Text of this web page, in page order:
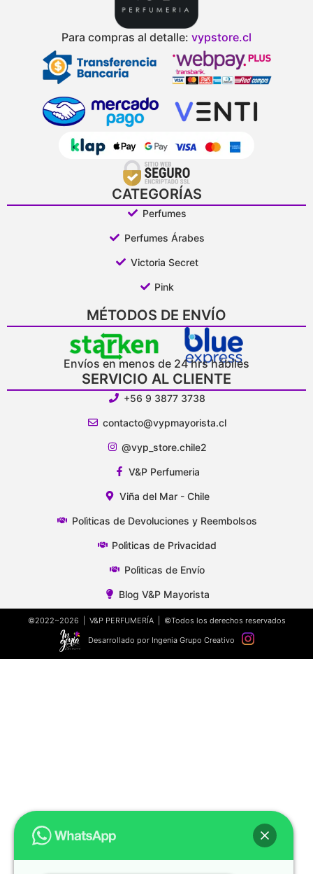
Para compras al detalle: vypstore.cl
CATEGORÍAS
Perfumes
Perfumes Árabes
Victoria Secret
Pink
MÉTODOS DE ENVÍO
Envíos en menos de 24 hrs hábiles
SERVICIO AL CLIENTE
+56 9 3877 3738
contacto@vypmayorista.cl
@vyp_store.chile2
V&P Perfumeria
Viña del Mar - Chile
Polìticas de Devoluciones y Reembolsos
Polìticas de Privacidad
Polìticas de Envío
Blog V&P Mayorista
©2022~2026 | V&P PERFUMERÍA | ©Todos los derechos reservados
Desarrollado por Ingenia Grupo Creativo